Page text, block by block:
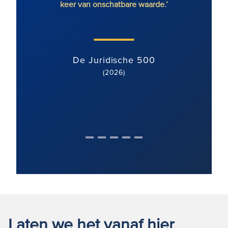
keer van onschatbare waarde.’
De Juridische 500
(2026)